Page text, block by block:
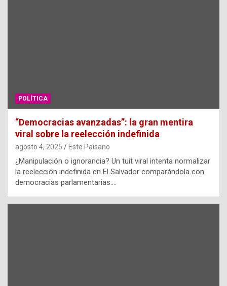
POLÍTICA
“Democracias avanzadas”: la gran mentira
viral sobre la reelección indefinida
agosto 4, 2025 Este Paisano
¿Manipulación o ignorancia? Un tuit viral intenta normalizar
la reelección indefinida en El Salvador comparándola con
democracias parlamentarias.…